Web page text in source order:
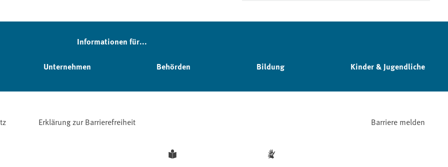
Informationen für...
Unternehmen Behörden Bildung Kinder & Jugendliche
Erklärung zur Barrierefreiheit Barriere melden